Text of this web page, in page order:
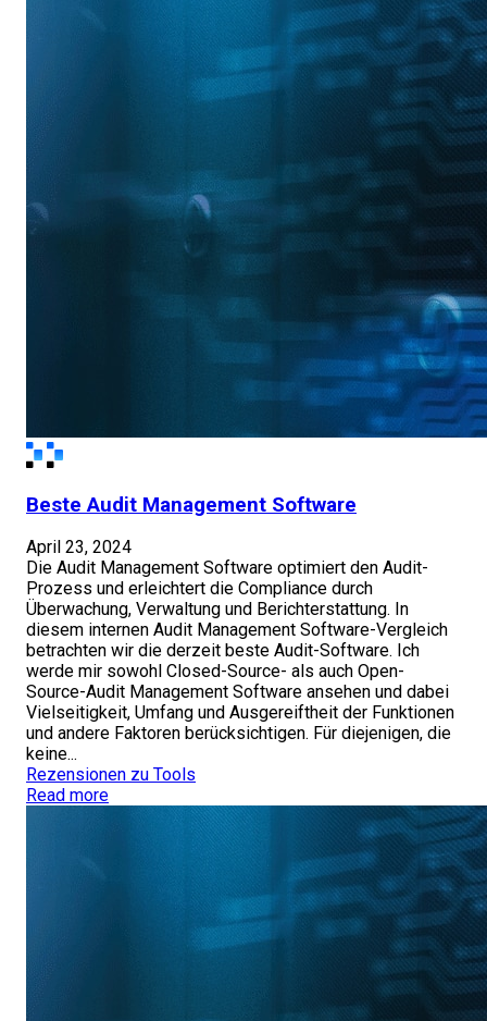
Beste Audit Management Software
April 23, 2024
Die Audit Management Software optimiert den Audit-
Prozess und erleichtert die Compliance durch
Überwachung, Verwaltung und Berichterstattung. In
diesem internen Audit Management Software-Vergleich
betrachten wir die derzeit beste Audit-Software. Ich
werde mir sowohl Closed-Source- als auch Open-
Source-Audit Management Software ansehen und dabei
Vielseitigkeit, Umfang und Ausgereiftheit der Funktionen
und andere Faktoren berücksichtigen. Für diejenigen, die
keine...
Rezensionen zu Tools
Read more